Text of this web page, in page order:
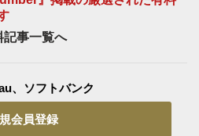
記事一覧へ
、ソフトバンク
会員登録